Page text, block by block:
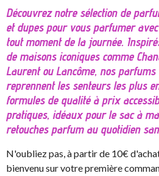
Découvrez notre sélection de
et dupes pour vous parfumer
tout moment de la journée.
de maisons iconiques comme
Laurent ou Lancôme, nos parfums
reprennent les senteurs les plus
formules de qualité à prix
pratiques, idéaux pour le sac à
retouches parfum au quotidien
N'oubliez pas, à partir de 10€
bienvenu sur votre première